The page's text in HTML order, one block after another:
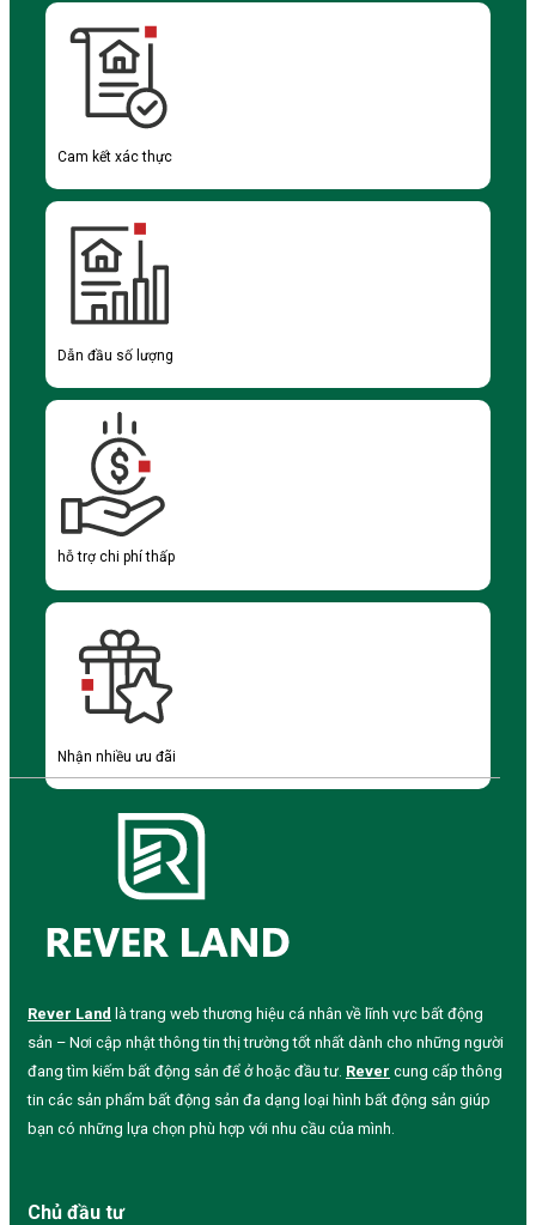
Cam kết xác thực
Dẫn đầu số lượng
hỗ trợ chi phí thấp
Nhận nhiều ưu đãi
Rever Land là trang web thương hiệu cá nhân về lĩnh vực bất động
sản – Nơi cập nhật thông tin thị trường tốt nhất dành cho những người
đang tìm kiếm bất động sản để ở hoặc đầu tư. Rever cung cấp thông
tin các sản phẩm bất động sản đa dạng loại hình bất động sản giúp
bạn có những lựa chọn phù hợp với nhu cầu của mình.
Chủ đầu tư